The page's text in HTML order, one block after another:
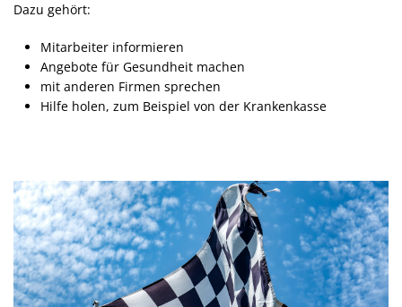
Dazu gehört:
Mitarbeiter informieren
Angebote für Gesundheit machen
mit anderen Firmen sprechen
Hilfe holen, zum Beispiel von der Krankenkasse